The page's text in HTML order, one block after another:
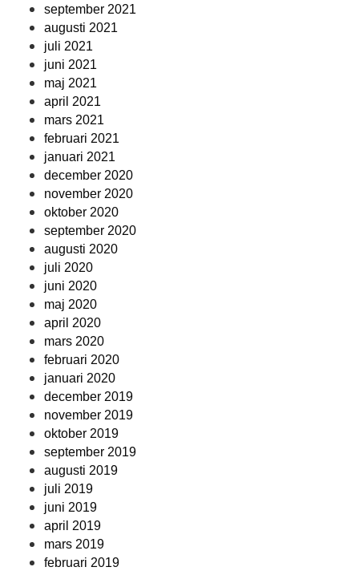
september 2021
augusti 2021
juli 2021
juni 2021
maj 2021
april 2021
mars 2021
februari 2021
januari 2021
december 2020
november 2020
oktober 2020
september 2020
augusti 2020
juli 2020
juni 2020
maj 2020
april 2020
mars 2020
februari 2020
januari 2020
december 2019
november 2019
oktober 2019
september 2019
augusti 2019
juli 2019
juni 2019
april 2019
mars 2019
februari 2019